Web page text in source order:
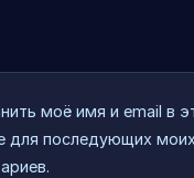
моё имя и email в
для последующих моих